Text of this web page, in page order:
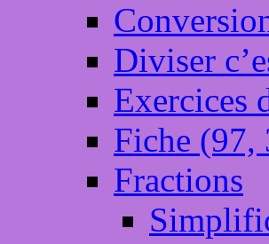
Diviser
Exercices
Fiche (97,
Fractions